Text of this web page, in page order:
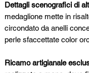
Dettagli scenografici di
medaglione mette in
circondato da anelli
perle sfaccettate color
Ricamo artigianale